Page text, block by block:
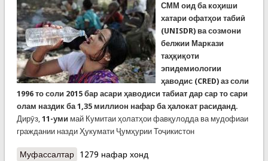
СММ оид ба коҳиши
хатари офатҳои табиӣ
(UNISDR) ва созмони
белжии Маркази
таҳқиқоти
эпидемиологии
ҳаводис (CRED) аз соли
1996 то соли 2015 бар асари ҳаводиси табиат дар сар то сари
олам наздик ба 1,35 миллион нафар ба ҳалокат расиданд.
Дирӯз, 11-уми май Кумитаи ҳолатҳои фавқулодда ва мудофиаи
граждании назди Ҳукумати Ҷумҳурии Тоҷикистон
Муфассалтаро Гармои тоқатшикан дар олам
1279 нафар хонд